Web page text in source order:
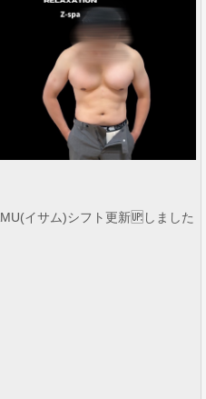
イサム)シフト更新🆙しました